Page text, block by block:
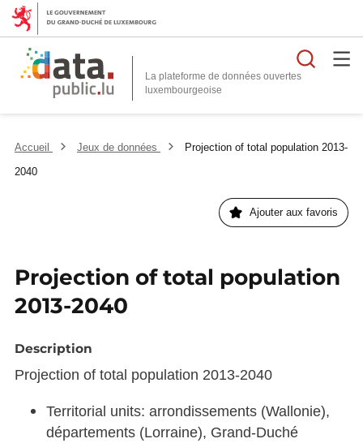
La plateforme de données ouvertes
Accueil Jeux de données
Projection of total population 2013-
2040
Ajouter aux favoris
Projection of total population
2013-2040
Description
Projection of total population 2013-2040
Territorial units: arrondissements (Wallonie),
départements (Lorraine), Grand-Duché